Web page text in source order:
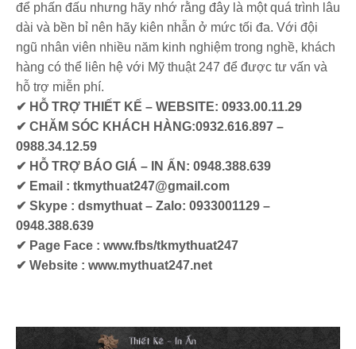
để phấn đấu nhưng hãy nhớ rằng đây là một quá trình lâu
dài và bền bỉ nên hãy kiên nhẫn ở mức tối đa. Với đội
ngũ nhân viên nhiều năm kinh nghiệm trong nghề, khách
hàng có thể liên hệ với Mỹ thuật 247 để được tư vấn và
hỗ trợ miễn phí.
✔ HỖ TRỢ THIẾT KẾ – WEBSITE: 0933.00.11.29
✔ CHĂM SÓC KHÁCH HÀNG:0932.616.897 –
0988.34.12.59
✔ HỖ TRỢ BÁO GIÁ – IN ẤN: 0948.388.639
✔ Email : tkmythuat247@gmail.com
✔ Skype : dsmythuat – Zalo: 0933001129 –
0948.388.639
✔ Page Face : www.fbs/tkmythuat247
✔ Website : www.mythuat247.net